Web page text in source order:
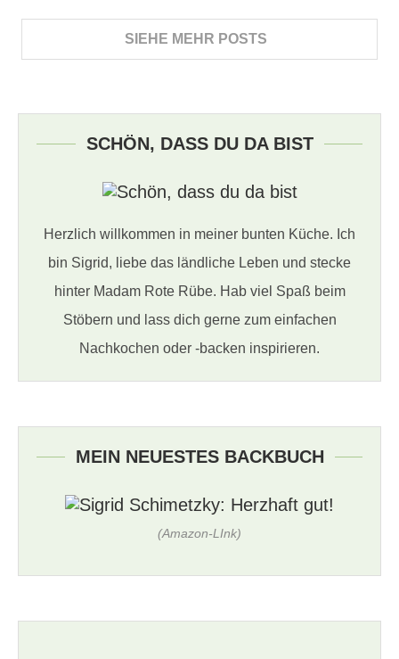
SIEHE MEHR POSTS
SCHÖN, DASS DU DA BIST
Herzlich willkommen in meiner bunten Küche. Ich
bin Sigrid, liebe das ländliche Leben und stecke
hinter Madam Rote Rübe. Hab viel Spaß beim
Stöbern und lass dich gerne zum einfachen
Nachkochen oder -backen inspirieren.
MEIN NEUESTES BACKBUCH
(Amazon-LInk)